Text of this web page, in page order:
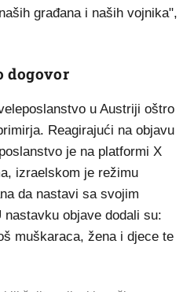
građana i naših vojnika",
dogovor
u Austriji oštro
Reagirajući na objavu
je na platformi X
izraelskom je režimu
da nastavi sa svojim
objave dodali su:
muškaraca, žena i djece te